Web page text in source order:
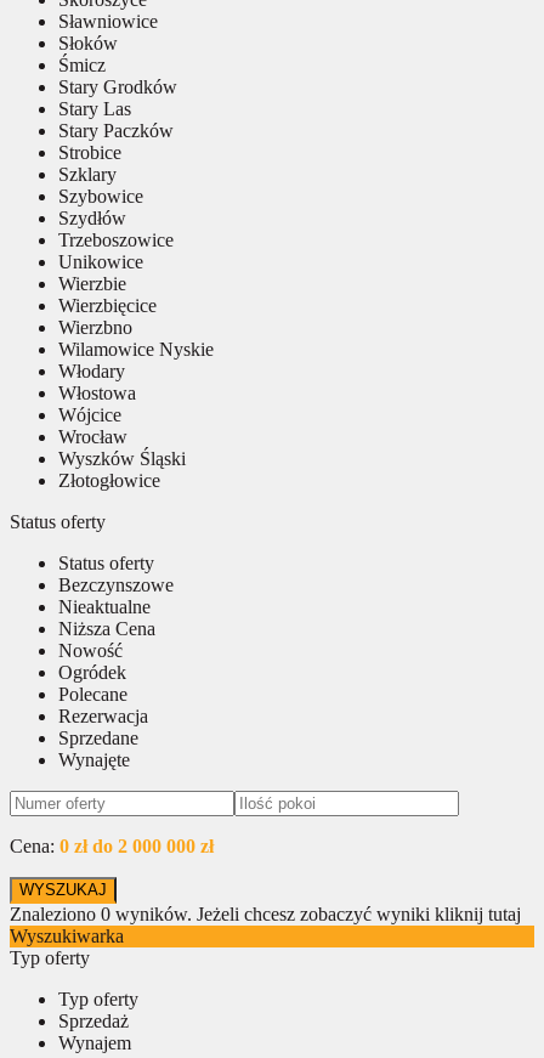
Sławniowice
Słoków
Śmicz
Stary Grodków
Stary Las
Stary Paczków
Strobice
Szklary
Szybowice
Szydłów
Trzeboszowice
Unikowice
Wierzbie
Wierzbięcice
Wierzbno
Wilamowice Nyskie
Włodary
Włostowa
Wójcice
Wrocław
Wyszków Śląski
Złotogłowice
Status oferty
Status oferty
Bezczynszowe
Nieaktualne
Niższa Cena
Nowość
Ogródek
Polecane
Rezerwacja
Sprzedane
Wynajęte
Cena: 0 zł do 2 000 000 zł
Znaleziono 0 wyników. Jeżeli chcesz zobaczyć wyniki kliknij tutaj
Wyszukiwarka
Typ oferty
Typ oferty
Sprzedaż
Wynajem